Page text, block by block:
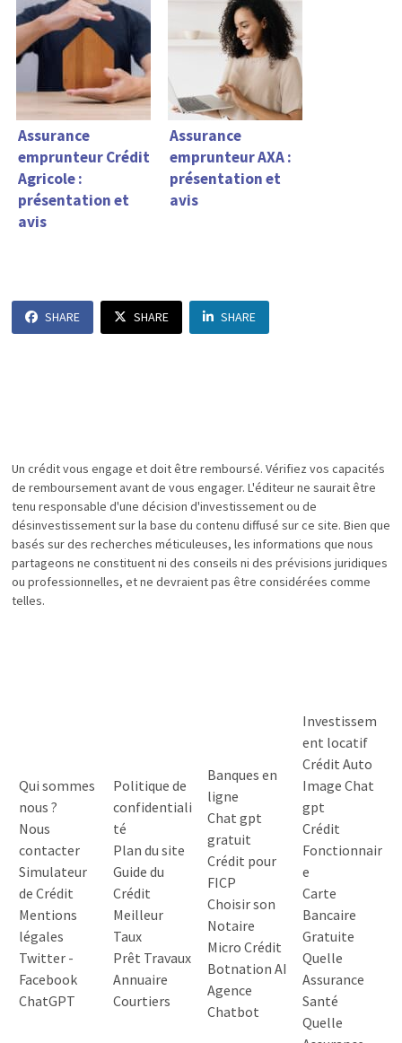
Assurance
emprunteur Crédit
Agricole :
présentation et
avis
Assurance
emprunteur AXA :
présentation et
avis
SHARE SHARE SHARE
Un crédit vous engage et doit être remboursé. Vérifiez vos capacités
de remboursement avant de vous engager. L'éditeur ne saurait être
tenu responsable d'une décision d'investissement ou de
désinvestissement sur la base du contenu diffusé sur ce site. Bien que
basés sur des recherches méticuleuses, les informations que nous
partageons ne constituent ni des conseils ni des prévisions juridiques
ou professionnelles, et ne devraient pas être considérées comme
telles.
Qui sommes
nous ?
Nous
contacter
Simulateur
de Crédit
Mentions
légales
Twitter-
Facebook
ChatGPT
Politique de
confidentiali
té
Plan du site
Guide du
Crédit
Meilleur
Taux
Prêt Travaux
Annuaire
Courtiers
Banques en
ligne
Chat gpt
gratuit
Crédit pour
FICP
Choisir son
Notaire
Micro Crédit
Botnation AI
Agence
Chatbot
Investissem
ent locatif
Crédit Auto
Image Chat
gpt
Crédit
Fonctionnair
e
Carte
Bancaire
Gratuite
Quelle
Assurance
Santé
Quelle